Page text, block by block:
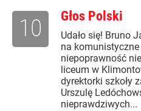
Głos Polski
Udało się! Bruno
na
niepoprawność
liceum w
dyrektorki szkoły
Urszulę
nieprawdziwych...
10